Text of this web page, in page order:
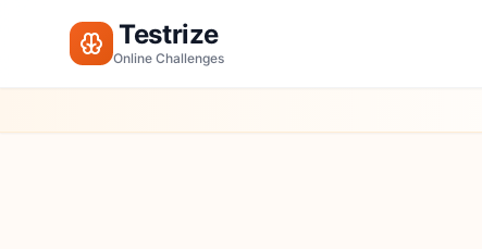
Testrize
Online Challenges